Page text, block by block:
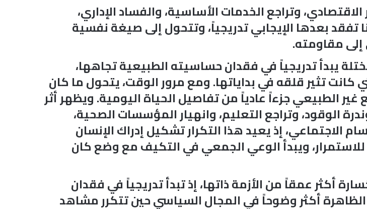
وتراجع الخدمات الأساسية، والفساد الإداري،
تفقد بعدها الإيجابي تدريجياً، وتتحول إلى صيغة نفسية
إلى مقاومته.
يبدأ تدريجياً في فقدان حساسيته الطبيعية تجاهها،
كانت تثير قلقه في بداياتها. ومع مرور الوقت، يتحول ما كان
الطبيعي جزءاً عادياً من تفاصيل الحياة اليومية. ويظهر أثر
الوقود، وتراجع التعليم، وانهيار المؤسسات الصحية،
الاجتماعي، إذ يعيد هذا التكرار تشكيل إدراك الإنسان
للاستمرار، ويبدأ الوعي الجمعي في التكيف مع وضع كان
أكثر عمقاً من الأزمة ذاتها، إذ تبدأ تدريجياً في فقدان
الظاهرة أكثر وضوحاً في المجال السياسي حين تتكرر مشاهد